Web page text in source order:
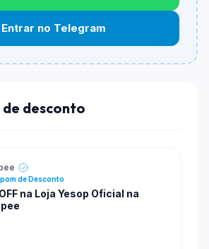
Depende de itens participantes
ou produtos especificos podem
Entrar no Telegram
de desconto
de Desconto
na Loja Yesop Oficial na